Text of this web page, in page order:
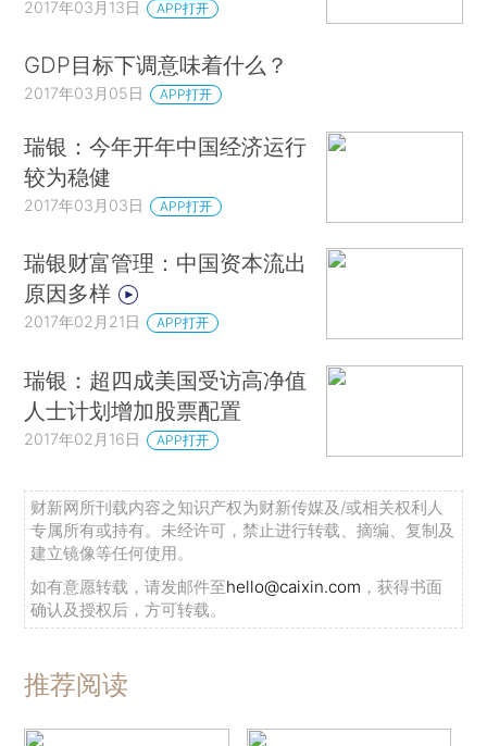
2017年03月13日 APP打开
GDP目标下调意味着什么？
2017年03月05日 APP打开
瑞银：今年开年中国经济运行
较为稳健
2017年03月03日 APP打开
瑞银财富管理：中国资本流出
原因多样
2017年02月21日 APP打开
瑞银：超四成美国受访高净值
人士计划增加股票配置
2017年02月16日 APP打开
财新网所刊载内容之知识产权为财新传媒及/或相关权利人
专属所有或持有。未经许可，禁止进行转载、摘编、复制及
建立镜像等任何使用。
如有意愿转载，请发邮件至hello@caixin.com ，获得书面
确认及授权后，方可转载。
推荐阅读